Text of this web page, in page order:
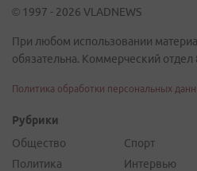
© 1997 - 2026 VLADNEWS
При любом использовании
обязательна. Коммерческий отдел
Политика обработки персональных
Рубрики
Общество
Политика
Спорт
Интервью